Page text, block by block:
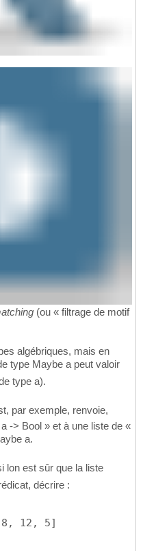
(ou « filtrage de motif
algébriques, mais en
Maybe a peut valoir
type a).
par exemple, renvoie,
-> Bool » et à une liste de «
a.
est sûr que la liste
décrire :
12, 5]